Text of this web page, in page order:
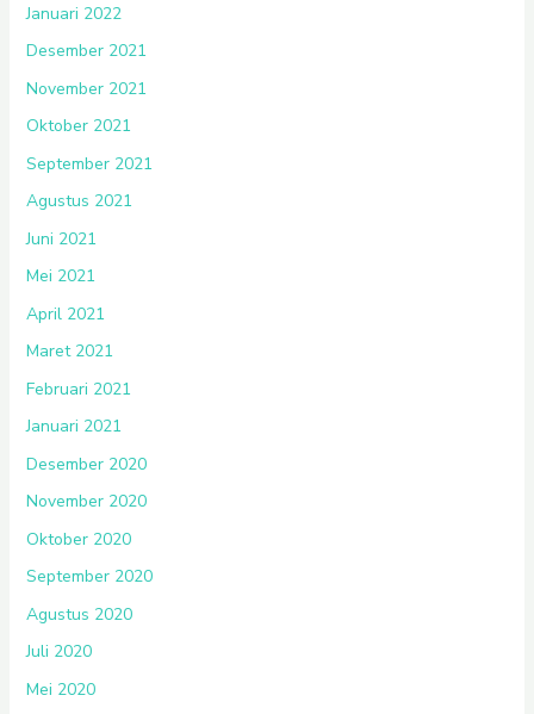
Januari 2022
Desember 2021
November 2021
Oktober 2021
September 2021
Agustus 2021
Juni 2021
Mei 2021
April 2021
Maret 2021
Februari 2021
Januari 2021
Desember 2020
November 2020
Oktober 2020
September 2020
Agustus 2020
Juli 2020
Mei 2020